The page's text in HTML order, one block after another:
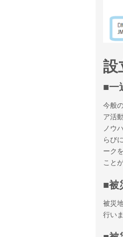
設
■一
今般
ア活
ノウ
らび
ーク
こと
■被
被災
行い